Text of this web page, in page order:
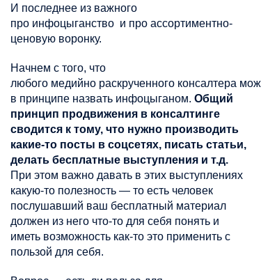
И последнее из важного
про инфоцыганство и про ассортиментно-
ценовую воронку.
Начнем с того, что
любого медийно раскрученного консалтера
в принципе назвать инфоцыганом. Общий
принцип продвижения в консалтинге
сводится к тому, что нужно производить
какие-то посты в соцсетях, писать статьи,
делать бесплатные выступления и т.д.
При этом важно давать в этих выступлениях
какую-то полезность — то есть человек
послушавший ваш бесплатный материал
должен из него что-то для себя понять и
иметь возможность как-то это применить с
пользой для себя.